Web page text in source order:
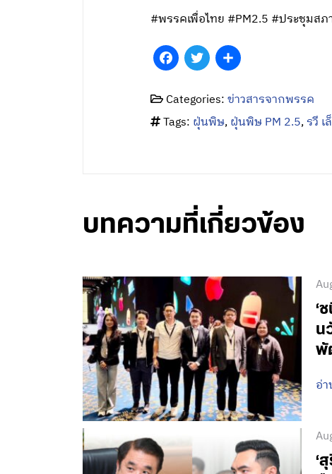
#พรรคเพื่อไทย #PM2.5 #ประชุมสภ
Facebook
TwitterShare
Categories:ข่าวสารจากพรรค
Tags: ฝุ่นพิษ,ฝุ่นพิษ PM 2.5,รวี
บทความที่เกี่ยวข้อง
‘
น
พั
อ่
‘